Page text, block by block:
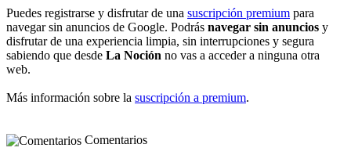
Puedes registrarse y disfrutar de una suscripción premium para
navegar sin anuncios de Google. Podrás navegar sin anuncios y
disfrutar de una experiencia limpia, sin interrupciones y segura
sabiendo que desde La Noción no vas a acceder a ninguna otra
web.
Más información sobre la suscripción a premium.
Comentarios